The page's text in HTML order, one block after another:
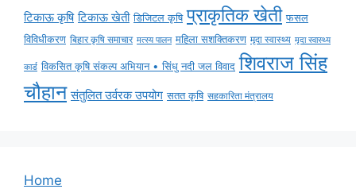
टिकाऊ कृषि टिकाऊ खेती डिजिटल कृषि प्राकृतिक खेती फसल
विविधीकरण बिहार कृषि समाचार मत्स्य पालन महिला सशक्तिकरण मृदा स्वास्थ्य मृदा स्वास्थ्य
कार्ड विकसित कृषि संकल्प अभियान • सिंधु नदी जल विवाद शिवराज सिंह
चौहान संतुलित उर्वरक उपयोग सतत कृषि सहकारिता मंत्रालय
Home